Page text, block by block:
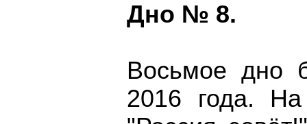
Дно № 8.
Восьмое дно
2016 года.